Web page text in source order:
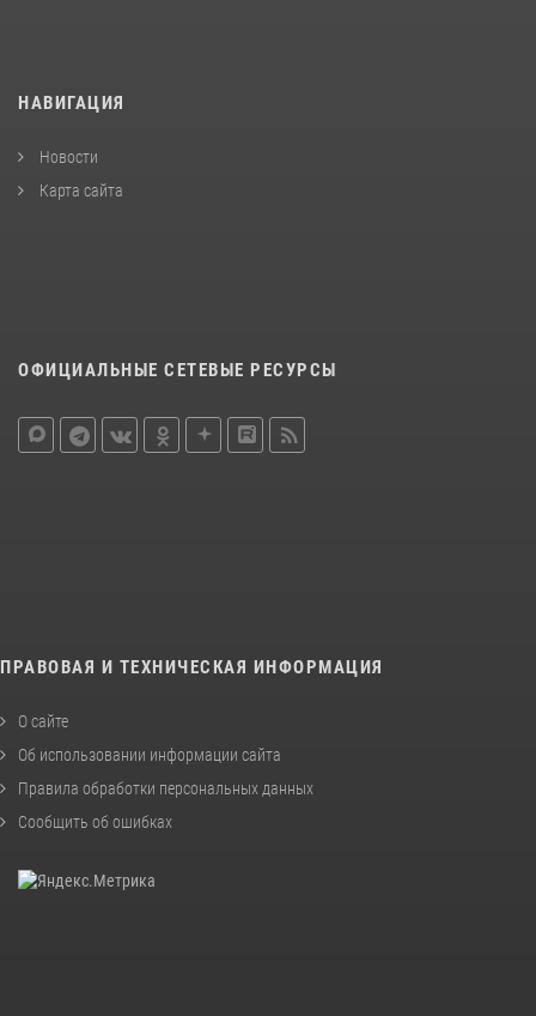
НАВИГАЦИЯ
Новости
Карта сайта
ОФИЦИАЛЬНЫЕ СЕТЕВЫЕ РЕСУРСЫ
ПРАВОВАЯ И ТЕХНИЧЕСКАЯ ИНФОРМАЦИЯ
О сайте
Об использовании информации сайта
Правила обработки персональных данных
Сообщить об ошибках